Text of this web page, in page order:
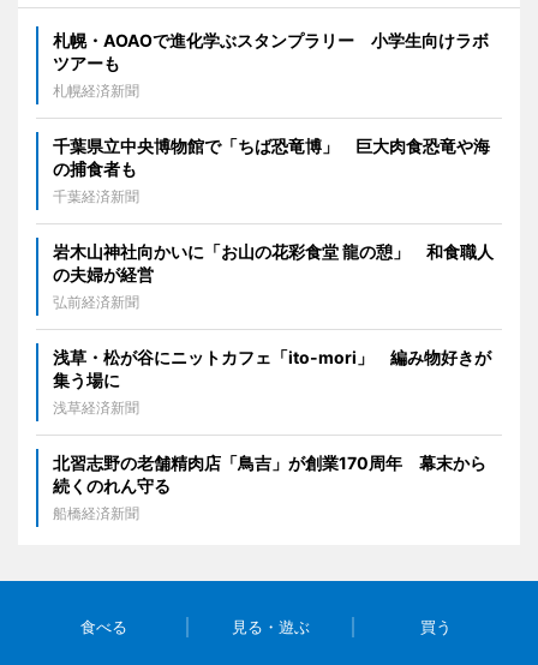
札幌・AOAOで進化学ぶスタンプラリー 小学生向けラボ
ツアーも
札幌経済新聞
千葉県立中央博物館で「ちば恐竜博」 巨大肉食恐竜や海
の捕食者も
千葉経済新聞
岩木山神社向かいに「お山の花彩食堂 龍の憩」 和食職人
の夫婦が経営
弘前経済新聞
浅草・松が谷にニットカフェ「ito-mori」 編み物好きが
集う場に
浅草経済新聞
北習志野の老舗精肉店「鳥吉」が創業170周年 幕末から
続くのれん守る
船橋経済新聞
食べる 見る・遊ぶ 買う